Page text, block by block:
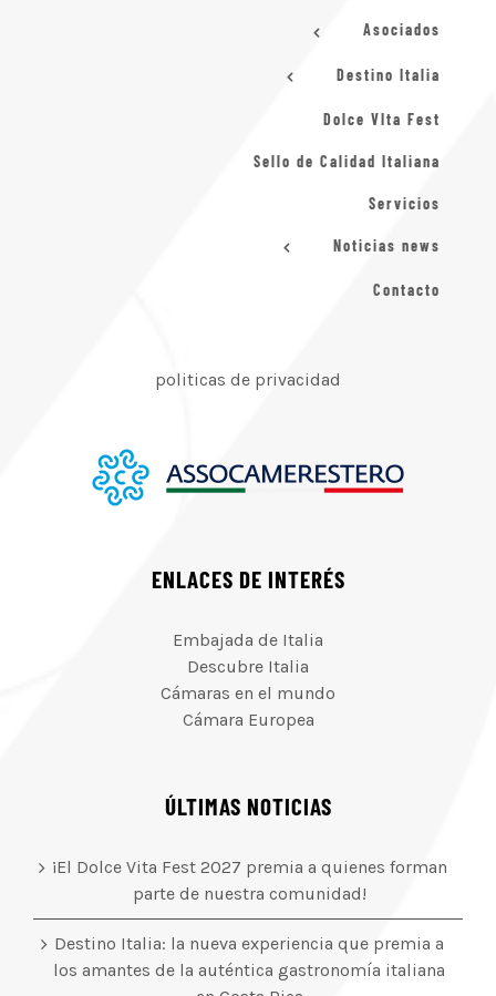
Asociados
Destino Italia
Dolce VIta Fest
Sello de Calidad Italiana
Servicios
Noticias news
Contacto
politicas de privacidad
ENLACES DE INTERÉS
Embajada de Italia
Descubre Italia
Cámaras en el mundo
Cámara Europea
ÚLTIMAS NOTICIAS
¡El Dolce Vita Fest 2027 premia a quienes forman
parte de nuestra comunidad!
Destino Italia: la nueva experiencia que premia a
los amantes de la auténtica gastronomía italiana